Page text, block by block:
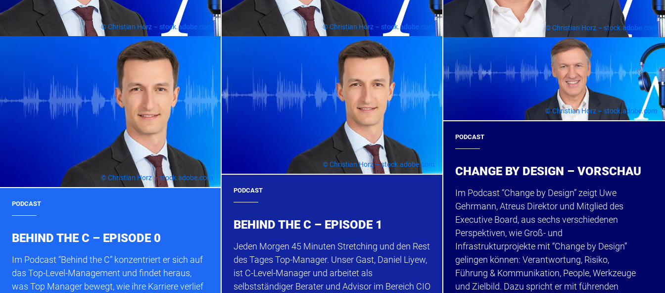
© Christian Horz – stock.adobe.com
© Christian Horz – stock.adobe.com
PODCAST
BEHIND THE C – EPISODE 0
Im Podcast “Behind the C” konzentriert er sich auf
das Top-Level-Management und findet heraus,
was Top Manager bewegt, wie ihre Karriere verlief
© Christian Horz – stock.adobe.com
© Christian Horz – stock.adobe.com
PODCAST
BEHIND THE C – EPISODE 1
Jeden Morgen 45 Minuten Stretching und den Rest
des Tages Top-Manager. Unser Gast, Daniel Liyew,
ist C-Level-Manager und arbeitet als
selbstständiger Berater und Advisor im Bereich CIO
© Christian Horz – stock.adobe.com
© Christian Horz – stock.adobe.com
PODCAST
CHANGE BY DESIGN – VORSCHAU
Im Podcast “Change by Design” zeigt Uwe
Gehrmann, Atreus Direktor und Mitglied des
Executive Board, aus sechs verschiedenen
Perspektiven, wie Groß- und
Infrastrukturprojekte mit “Change by Design”
gelingen können: Verantwortung, Risiko,
Führung & Kommunikation, People, Werkzeuge
und Zielbild. Dazu spricht er mit führenden